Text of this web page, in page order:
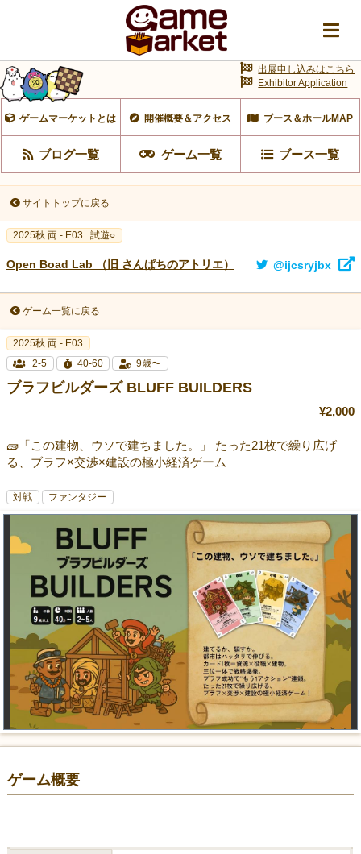
ゲームマーケットとは 開催概要＆アクセス ブース＆ホールMAP
ブログ一覧 ゲーム一覧 ブース一覧
出展申し込みはこちら
Exhibitor Application
サイトトップに戻る
2025秋 両 - E03 試遊○
Open Boad Lab （旧 さんぱちのアトリエ） @ijcsryjbx
ゲーム一覧に戻る
2025秋 両 - E03
2-5
40-60 9歳〜
ブラフビルダーズ BLUFF BUILDERS
¥2,000
🧱「この建物、ウソで建ちました。」 たった21枚で繰り広げ
る、ブラフ×交渉×建設の極小経済ゲーム
対戦 ファンタジー
ゲーム概要